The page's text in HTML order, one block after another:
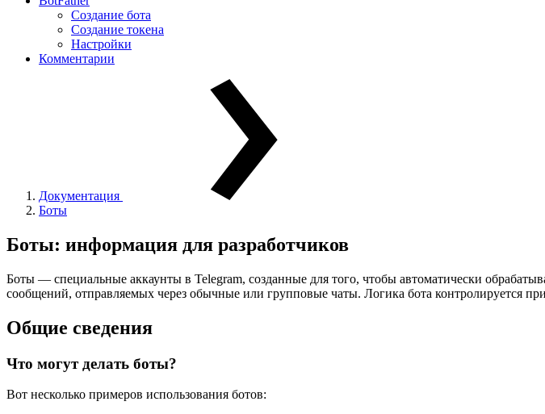
Создание бота
Создание токена
Настройки
Комментарии
Документация
Боты
Боты: информация для разработчиков
Боты — специальные аккаунты в Telegram, созданные для того, чтобы автоматически
сообщений, отправляемых через обычные или групповые чаты. Логика бота контролируется
Общие сведения
Что могут делать боты?
Вот несколько примеров использования ботов: